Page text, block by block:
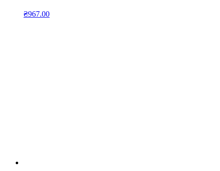
₴967.00